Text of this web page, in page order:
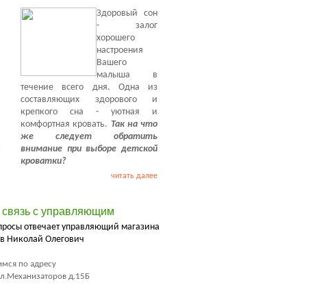
Здоровый сон
- залог
хорошего
настроения
Вашего
малыша в
течение всего дня. Одна из
составляющих здорового и
крепкого сна - уютная и
комфортная кровать. Так на что
же следует обратить
внимание при выборе детской
кроватки?
читать далее
с управляющим
отвечает управляющий магазина
Николай Олегович
по адресу
д.15Б